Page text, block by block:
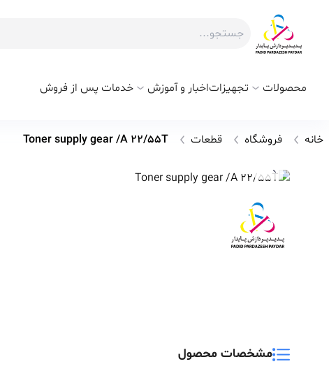
محصولات تجهیزاتاخبار و آموزش خدمات پس از فروش
خانه فروشگاه قطعات Toner supply gear /A 22/55T
مشخصات محصول